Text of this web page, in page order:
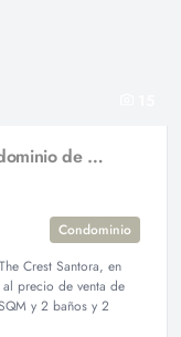
86 metro cuadrado 2 ` 2 Baño Condominio de Venta
Condominio
Crest Santora, en
precio de venta de
y 2 baños y 2